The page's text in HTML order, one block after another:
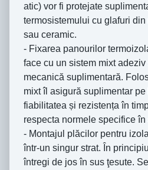
atic) vor fi protejate
termosistemului cu glafuri
sau ceramic.
- Fixarea panourilor
face cu un sistem mixt
mecanică suplimentară.
mixt îl asigură suplimentar
fiabilitatea și rezistența în
respecta normele specifice în
- Montajul plăcilor pentru
într-un singur strat. În
întregi de jos în sus ţesute.